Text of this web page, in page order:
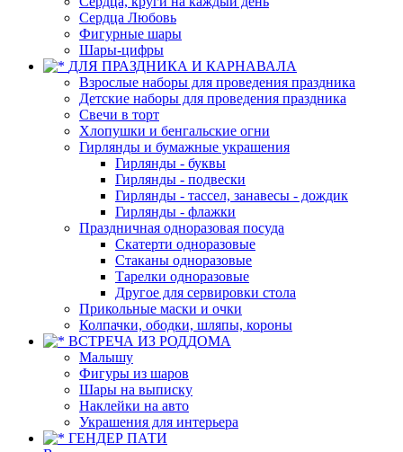
Сердца Любовь
Фигурные шары
Шары-цифры
ДЛЯ ПРАЗДНИКА И КАРНАВАЛА
Взрослые наборы для проведения праздника
Детские наборы для проведения праздника
Свечи в торт
Хлопушки и бенгальские огни
Гирлянды и бумажные украшения
Гирлянды - буквы
Гирлянды - подвески
Гирлянды - тассел, занавесы - дождик
Гирлянды - флажки
Праздничная одноразовая посуда
Скатерти одноразовые
Стаканы одноразовые
Тарелки одноразовые
Другое для сервировки стола
Прикольные маски и очки
Колпачки, ободки, шляпы, короны
ВСТРЕЧА ИЗ РОДДОМА
Малышу
Фигуры из шаров
Шары на выписку
Наклейки на авто
Украшения для интерьера
ГЕНДЕР ПАТИ